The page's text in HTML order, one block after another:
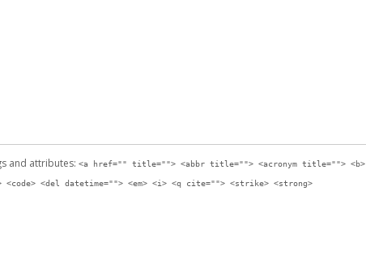
and attributes: <a href="" title=""> <abbr title=""> <acronym title=""> <b>
<del datetime=""> <em> <i> <q cite=""> <strike> <strong>